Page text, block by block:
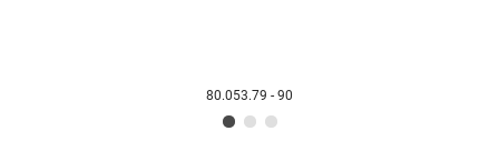
80.053.79 - 90